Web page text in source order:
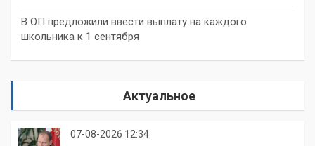
В ОП предложили ввести выплату на каждого
школьника к 1 сентября
Актуальное
07-08-2026 12:34